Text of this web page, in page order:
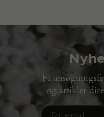
Få
og artikler